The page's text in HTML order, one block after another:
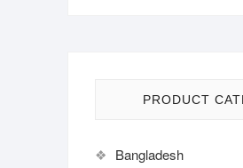
PRODUCT
Bangladesh